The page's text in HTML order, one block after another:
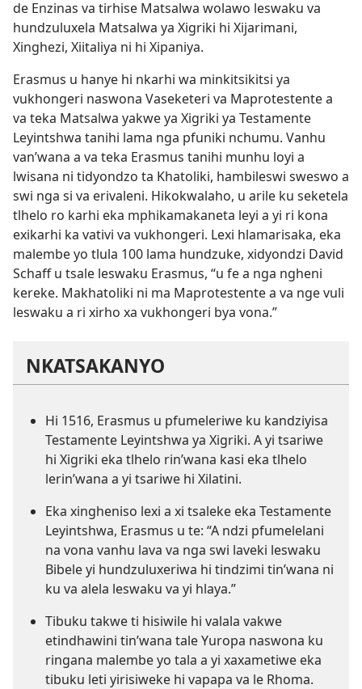
de Enzinas va tirhise Matsalwa wolawo leswaku va
hundzuluxela Matsalwa ya Xigriki hi Xijarimani,
Xinghezi, Xiitaliya ni hi Xipaniya.
Erasmus u hanye hi nkarhi wa minkitsikitsi ya
vukhongeri naswona Vaseketeri va Maprotestente a
va teka Matsalwa yakwe ya Xigriki ya Testamente
Leyintshwa tanihi lama nga pfuniki nchumu. Vanhu
van’wana a va teka Erasmus tanihi munhu loyi a
lwisana ni tidyondzo ta Khatoliki, hambileswi sweswo a
swi nga si va erivaleni. Hikokwalaho, u arile ku seketela
tlhelo ro karhi eka mphikamakaneta leyi a yi ri kona
exikarhi ka vativi va vukhongeri. Lexi hlamarisaka, eka
malembe yo tlula 100 lama hundzuke, xidyondzi David
Schaff u tsale leswaku Erasmus, “u fe a nga ngheni
kereke. Makhatoliki ni ma Maprotestente a va nge vuli
leswaku a ri xirho xa vukhongeri bya vona.”
NKATSAKANYO
Hi 1516, Erasmus u pfumeleriwe ku kandziyisa
Testamente Leyintshwa ya Xigriki. A yi tsariwe
hi Xigriki eka tlhelo rin’wana kasi eka tlhelo
lerin’wana a yi tsariwe hi Xilatini.
Eka xingheniso lexi a xi tsaleke eka Testamente
Leyintshwa, Erasmus u te: “A ndzi pfumelelani
na vona vanhu lava va nga swi laveki leswaku
Bibele yi hundzuluxeriwa hi tindzimi tin’wana ni
ku va alela leswaku va yi hlaya.”
Tibuku takwe ti hisiwile hi valala vakwe
etindhawini tin’wana tale Yuropa naswona ku
ringana malembe yo tala a yi xaxametiwe eka
tibuku leti yirisiweke hi vapapa va le Rhoma.